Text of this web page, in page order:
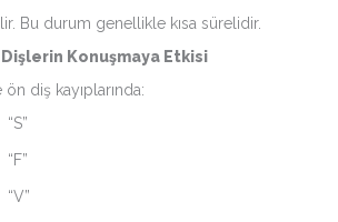
Bu durum genellikle kısa sürelidir.
Dişlerin Konuşmaya Etkisi
diş kayıplarında:
“S”
“F”
“V”